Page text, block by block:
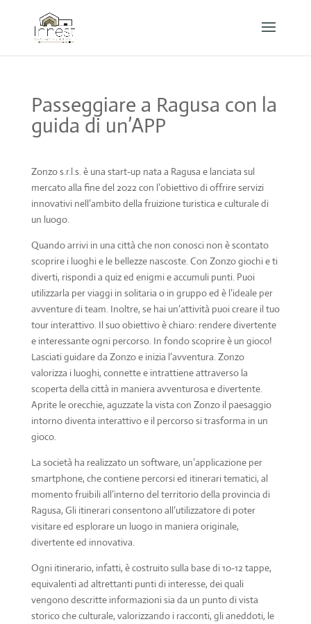
Passeggiare a Ragusa con la
guida di un’APP
Zonzo s.r.l.s. è una start-up nata a Ragusa e lanciata sul
mercato alla fine del 2022 con l’obiettivo di offrire servizi
innovativi nell’ambito della fruizione turistica e culturale di
un luogo.
Quando arrivi in una città che non conosci non è scontato
scoprire i luoghi e le bellezze nascoste. Con Zonzo giochi e ti
diverti, rispondi a quiz ed enigmi e accumuli punti. Puoi
utilizzarla per viaggi in solitaria o in gruppo ed è l’ideale per
avventure di team. Inoltre, se hai un’attività puoi creare il tuo
tour interattivo. Il suo obiettivo è chiaro: rendere divertente
e interessante ogni percorso. In fondo scoprire è un gioco!
Lasciati guidare da Zonzo e inizia l’avventura. Zonzo
valorizza i luoghi, connette e intrattiene attraverso la
scoperta della città in maniera avventurosa e divertente.
Aprite le orecchie, aguzzate la vista con Zonzo il paesaggio
intorno diventa interattivo e il percorso si trasforma in un
gioco.
La società ha realizzato un software, un’applicazione per
smartphone, che contiene percorsi ed itinerari tematici, al
momento fruibili all’interno del territorio della provincia di
Ragusa, Gli itinerari consentono all’utilizzatore di poter
visitare ed esplorare un luogo in maniera originale,
divertente ed innovativa.
Ogni itinerario, infatti, è costruito sulla base di 10-12 tappe,
equivalenti ad altrettanti punti di interesse, dei quali
vengono descritte informazioni sia da un punto di vista
storico che culturale, valorizzando i racconti, gli aneddoti, le